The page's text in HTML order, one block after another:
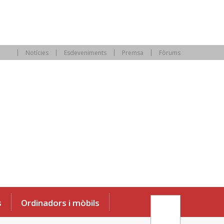
Notícies Esdeveniments Premsa Fòrums
Ordinadors i mòbils